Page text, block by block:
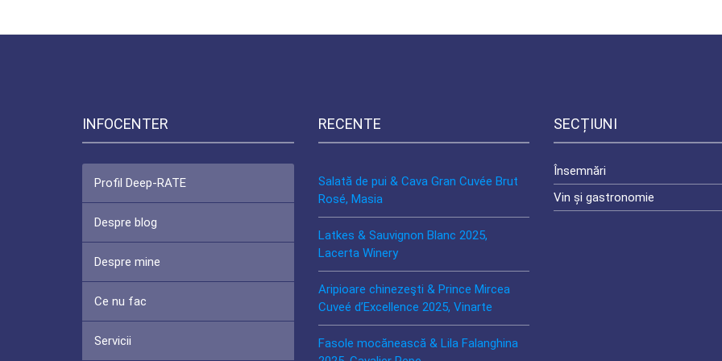
INFOCENTER
Profil Deep-RATE
Despre blog
Despre mine
Ce nu fac
Servicii
RECENTE
Salată de pui & Cava Gran Cuvée Brut
Rosé, Masia
Latkes & Sauvignon Blanc 2025,
Lacerta Winery
Aripioare chinezeşti & Prince Mircea
Cuveé d’Excellence 2025, Vinarte
Fasole mocănească & Lila Falanghina
SECȚIUNI
Însemnări
Vin și gastronomie